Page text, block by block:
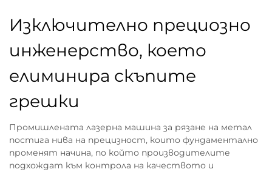
Изключително прециозно
инженерство, което
елиминира скъпите
грешки
Промишлената лазерна машина за рязане на метал
постига нива на прецизност, които фундаментално
променят начина, по който производителите
подхождат към контрола на качеството и